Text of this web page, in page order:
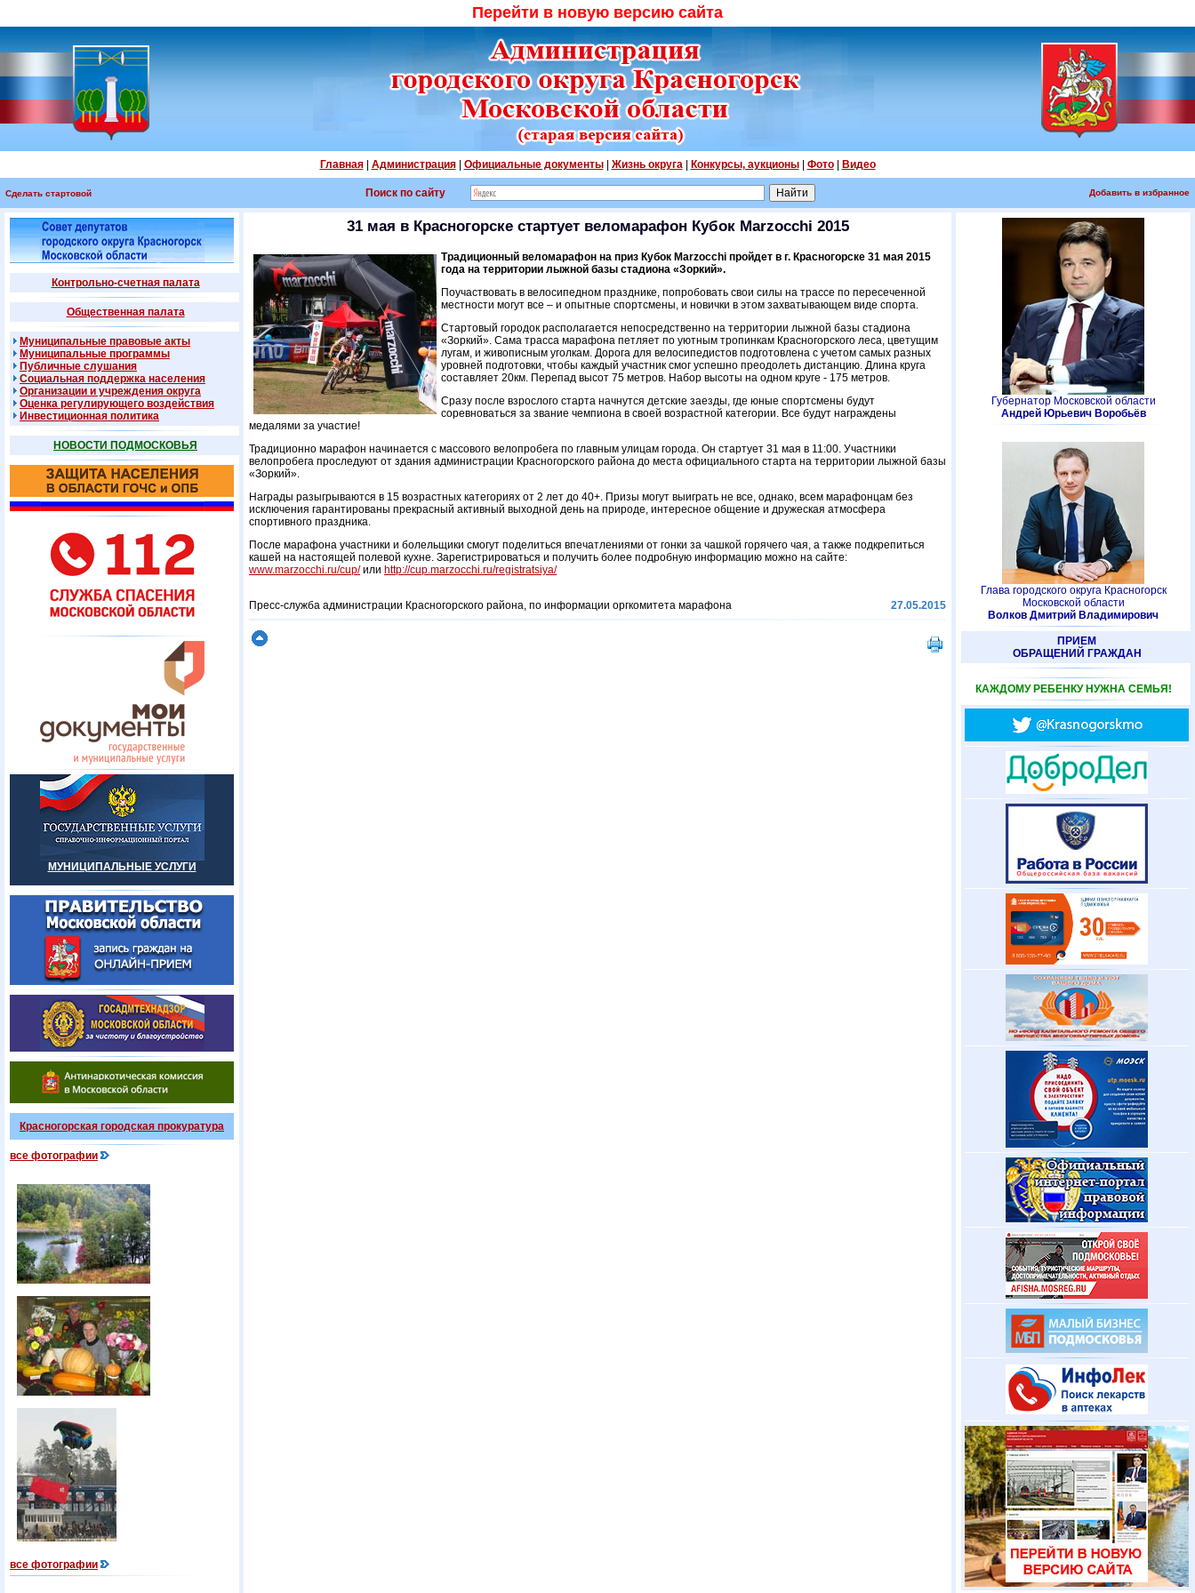
Перейти в новую версию сайта
Главная| Администрация| Официальные документы| Жизнь округа| Конкурсы, аукционы| Фото| Видео
Сделать стартовой Поиск по сайту Добавить в избранное
Контрольно-счетная палата
Общественная палата
Муниципальные правовые акты
Муниципальные программы
Публичные слушания
Социальная поддержка населения
Организации и учреждения округа
Оценка регулирующего воздействия
Инвестиционная политика
НОВОСТИ ПОДМОСКОВЬЯ
МУНИЦИПАЛЬНЫЕ УСЛУГИ
Красногорская городская прокуратура
все фотографии
все фотографии
31 мая в Красногорске стартует веломарафон Кубок Marzocchi 2015
Традиционный веломарафон на приз Кубок Marzocchi пройдет в г. Красногорске 31 мая 2015
года на территории лыжной базы стадиона «Зоркий».
Поучаствовать в велосипедном празднике, попробовать свои силы на трассе по пересеченной
местности могут все – и опытные спортсмены, и новички в этом захватывающем виде спорта.
Стартовый городок располагается непосредственно на территории лыжной базы стадиона
«Зоркий». Сама трасса марафона петляет по уютным тропинкам Красногорского леса, цветущим
лугам, и живописным уголкам. Дорога для велосипедистов подготовлена с учетом самых разных
уровней подготовки, чтобы каждый участник смог успешно преодолеть дистанцию. Длина круга
составляет 20км. Перепад высот 75 метров. Набор высоты на одном круге - 175 метров.
Сразу после взрослого старта начнутся детские заезды, где юные спортсмены будут
соревноваться за звание чемпиона в своей возрастной категории. Все будут награждены
медалями за участие!
Традиционно марафон начинается с массового велопробега по главным улицам города. Он стартует 31 мая в 11:00. Участники
велопробега проследуют от здания администрации Красногорского района до места официального старта на территории лыжной базы
«Зоркий».
Награды разыгрываются в 15 возрастных категориях от 2 лет до 40+. Призы могут выиграть не все, однако, всем марафонцам без
исключения гарантированы прекрасный активный выходной день на природе, интересное общение и дружеская атмосфера
спортивного праздника.
После марафона участники и болельщики смогут поделиться впечатлениями от гонки за чашкой горячего чая, а также подкрепиться
кашей на настоящей полевой кухне. Зарегистрироваться и получить более подробную информацию можно на сайте:
www.marzocchi.ru/cup/или http://cup.marzocchi.ru/registratsiya/
Пресс-служба администрации Красногорского района, по информации оргкомитета марафона 27.05.2015
Губернатор Московской области
Андрей Юрьевич Воробьёв
Глава городского округа Красногорск
Московской области
Волков Дмитрий Владимирович
ПРИЕМ
ОБРАЩЕНИЙ ГРАЖДАН
КАЖДОМУ РЕБЕНКУ НУЖНА СЕМЬЯ!